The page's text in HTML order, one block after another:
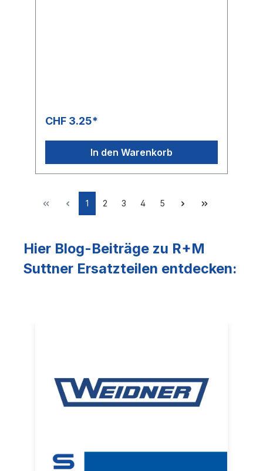
CHF 3.25*
In den Warenkorb
1 2 3 4 5
Hier Blog-Beiträge zu R+M
Suttner Ersatzteilen entdecken: